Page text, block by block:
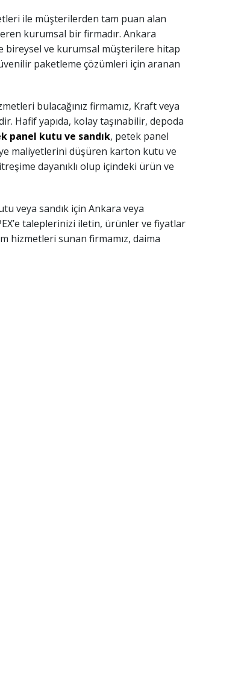
ile müşterilerden tam puan alan
kurumsal bir firmadır. Ankara
bireysel ve kurumsal müşterilere hitap
paketleme çözümleri için aranan
bulacağınız firmamız, Kraft veya
Hafif yapıda, kolay taşınabilir, depoda
panel kutu ve sandık, petek panel
maliyetlerini düşüren karton kutu ve
dayanıklı olup içindeki ürün ve
veya sandık için Ankara veya
taleplerinizi iletin, ürünler ve fiyatlar
hizmetleri sunan firmamız, daima